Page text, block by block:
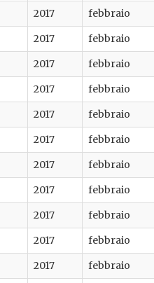
2017 febbraio
2017 febbraio
2017 febbraio
2017 febbraio
2017 febbraio
2017 febbraio
2017 febbraio
2017 febbraio
2017 febbraio
2017 febbraio
2017 febbraio